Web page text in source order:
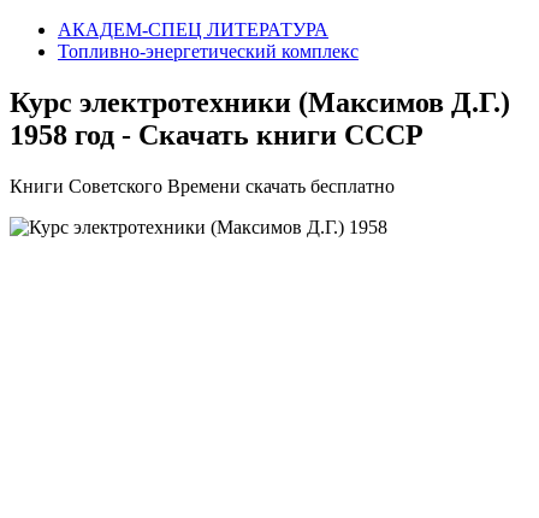
АКАДЕМ-СПЕЦ ЛИТЕРАТУРА
Топливно-энергетический комплекс
Курс электротехники (Максимов Д.Г.)
1958 год - Скачать книги СССР
Книги Советского Времени скачать бесплатно